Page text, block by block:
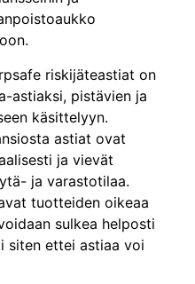
riskijäteastiat on
astiaksi, pistävien ja
käsittelyyn.
astiat ovat
ja vievät
ja varastotilaa.
tuotteiden oikeaa
sulkea helposti
siten ettei astiaa voi